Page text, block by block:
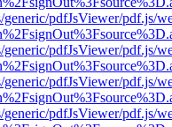
pdfJsViewer/pdf.js/
pdfJsViewer/pdf.js/
pdfJsViewer/pdf.js/
pdfJsViewer/pdf.js/